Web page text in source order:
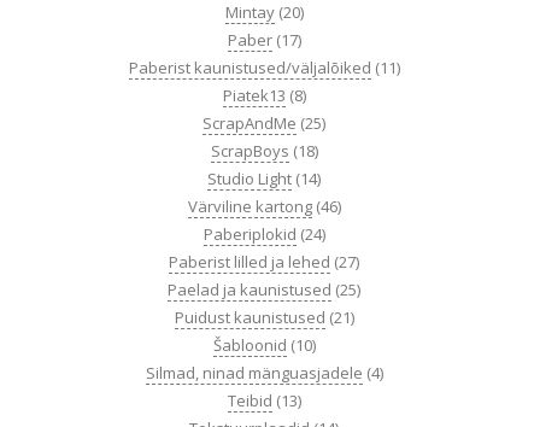
Mintay (20)
Paber (17)
Paberist kaunistused/väljalõiked (11)
Piatek13 (8)
ScrapAndMe (25)
ScrapBoys (18)
Studio Light (14)
Värviline kartong (46)
Paberiplokid (24)
Paberist lilled ja lehed (27)
Paelad ja kaunistused (25)
Puidust kaunistused (21)
Šabloonid (10)
Silmad, ninad mänguasjadele (4)
Teibid (13)